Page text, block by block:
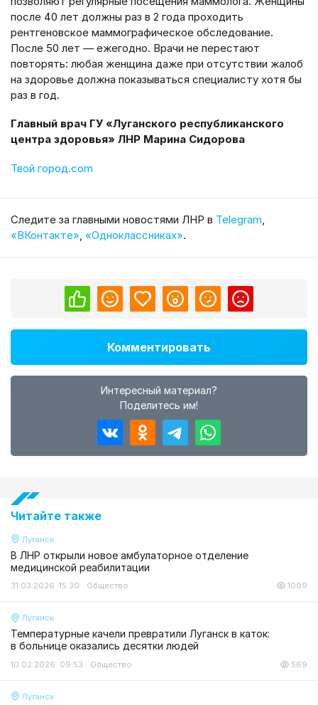
после 40 лет должны раз в 2 года проходить
рентгеновское маммографическое обследование.
После 50 лет — ежегодно. Врачи не перестают
повторять: любая женщина даже при отсутствии жалоб
на здоровье должна показываться специалисту хотя бы
раз в год.
Главный врач ГУ «Луганского республиканского
центра здоровья» ЛНР Марина Сидорова
Твой город.com
Cледите за главными новостями ЛНР в Telegram,
«ВКонтакте», «Одноклассниках».
Комментировать
Интересный материал?
Поделитесь им!
Читайте также
Луганск
В ЛНР открыли новое амбулаторное отделение
медицинской реабилитации
31.03.2026 15:30 Общество 1009
Луганск
Температурные качели превратили Луганск в каток:
в больнице оказались десятки людей
10.02.2026 09:53 Общество 569
Луганск